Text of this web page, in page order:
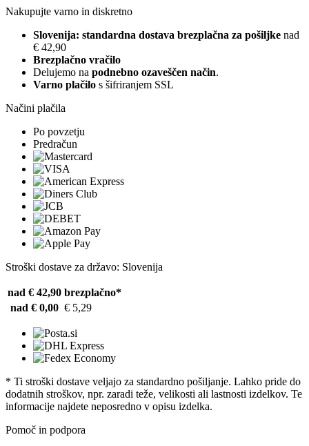
Nakupujte varno in diskretno
Slovenija: standardna dostava brezplačna za pošiljke nad
€ 42,90
Brezplačno vračilo
Delujemo na podnebno ozaveščen način.
Varno plačilo s šifriranjem SSL
Načini plačila
Po povzetju
Predračun
Stroški dostave za državo: Slovenija
nad € 42,90 brezplačno*
nad € 0,00 € 5,29
* Ti stroški dostave veljajo za standardno pošiljanje. Lahko pride do
dodatnih stroškov, npr. zaradi teže, velikosti ali lastnosti izdelkov. Te
informacije najdete neposredno v opisu izdelka.
Pomoč in podpora